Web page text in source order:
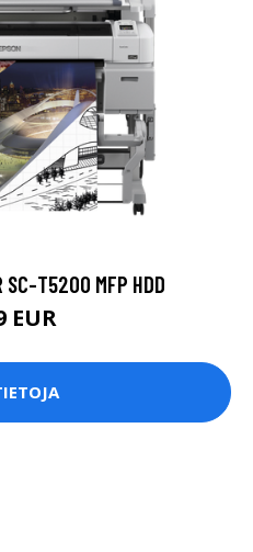
SC-T5200 MFP HDD
EUR